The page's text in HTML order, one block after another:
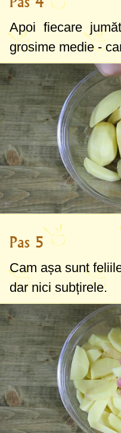
Apoi fiecare
grosime medie -
Pas 5
Cam așa sunt
dar nici subțirele.